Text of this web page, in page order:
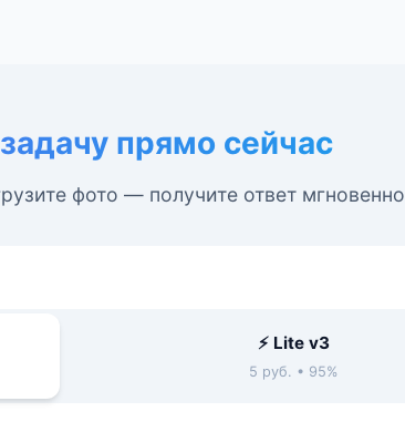
прямо сейчас
фото — получите ответ мгновенно
⚡ Lite v3
5 руб. • 95%